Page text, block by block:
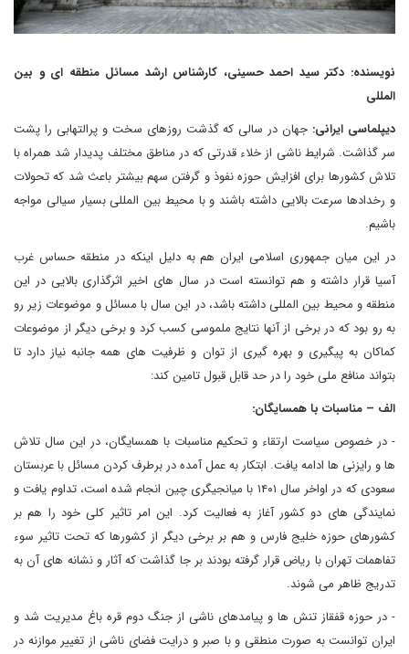
نویسنده: دکتر سید احمد حسینی، کارشناس ارشد مسائل منطقه ای و بین
المللی
دیپلماسی ایرانی: جهان در سالی که گذشت روزهای سخت و پرالتهابی را پشت
سر گذاشت. شرایط ناشی از خلاء قدرتی که در مناطق مختلف پدیدار شد همراه با
تلاش کشورها برای افزایش حوزه نفوذ و گرفتن سهم بیشتر باعث شد که تحولات
و رخدادها سرعت بالایی داشته باشند و با محیط بین المللی بسیار سیالی مواجه
باشیم.
در این میان جمهوری اسلامی ایران هم به دلیل اینکه در منطقه حساس غرب
آسیا قرار داشته و هم توانسته است در سال های اخیر اثرگذاری بالایی در این
منطقه و محیط بین المللی داشته باشد، در این سال با مسائل و موضوعات زیر رو
به رو بود که در برخی از آنها نتایج ملموسی کسب کرد و برخی دیگر از موضوعات
کماکان به پیگیری و بهره گیری از توان و ظرفیت های همه جانبه نیاز دارد تا
بتواند منافع ملی خود را در حد قابل قبول تامین کند:
الف – مناسبات با همسایگان:
- در خصوص سیاست ارتقاء و تحکیم مناسبات با همسایگان، در این سال تلاش
ها و رایزنی ها ادامه یافت. ابتکار به عمل آمده در برطرف کردن مسائل با عربستان
سعودی که در اواخر سال ۱۴۰۱ با میانجیگری چین انجام شده است، تداوم یافت و
نمایندگی های دو کشور آغاز به فعالیت کرد. این امر تاثیر کلی خود را هم بر
کشورهای حوزه خلیج فارس و هم بر برخی دیگر از کشورها که تحت تاثیر سوء
تفاهمات تهران با ریاض قرار گرفته بودند بر جا گذاشت که آثار و نشانه های آن به
تدریج ظاهر می شوند.
- در حوزه قفقاز تنش ها و پیامدهای ناشی از جنگ دوم قره باغ مدیریت شد و
ایران توانست به صورت منطقی و با صبر و درایت فضای ناشی از تغییر موازنه در